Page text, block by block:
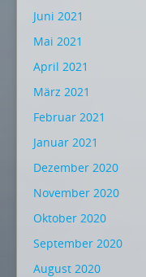
Juni 2021
Mai 2021
April 2021
März 2021
Februar 2021
Januar 2021
Dezember 2020
November 2020
Oktober 2020
September 2020
August 2020